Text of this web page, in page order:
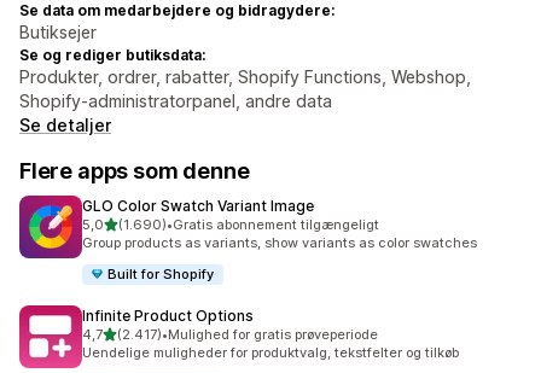
Se data om medarbejdere og bidragydere:
Butiksejer
Se og rediger butiksdata:
Produkter, ordrer, rabatter, Shopify Functions, Webshop,
Shopify-administratorpanel, andre data
Se detaljer
Flere apps som denne
GLO Color Swatch Variant Image
5,0ud af 5 stjerner
(1.690)
1690 anmeldelser i alt
•Gratis abonnement tilgængeligt
Group products as variants, show variants as color swatches
Built for Shopify
Infinite Product Options
4,7ud af 5 stjerner
(2.417)
2417 anmeldelser i alt
•Mulighed for gratis prøveperiode
Uendelige muligheder for produktvalg, tekstfelter og tilkøb